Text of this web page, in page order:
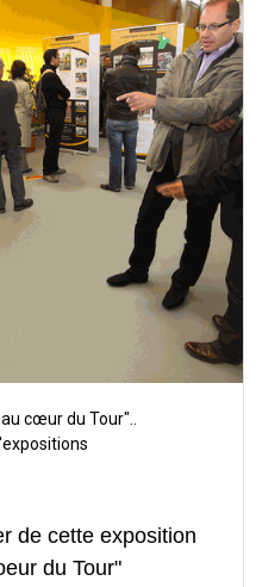
cœur du Tour"..
de cette exposition
du Tour"